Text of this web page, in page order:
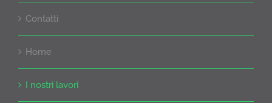
Contatti
Home
I nostri lavori